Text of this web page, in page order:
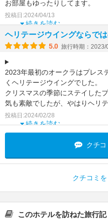
お部屋もゆったりしてます。
ビューバスっていう部屋のタイ
が見えるってことなのか
続きを読む
投稿日:2024/04/13
ヘリテージウイングならで
5.0 旅行時期：2023/
2023年最初のオークラはプレス
くヘリテージウイングでした。
クリスマスの季節にステイした
気も素敵でしたが、やはりヘリ
ト感があるし喧騒から離れて
続きを読む
投稿日:2024/02/28
クチ
クチコミ
このホテルを訪ねた旅行記